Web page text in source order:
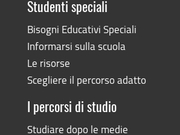
Studenti speciali
Bisogni Educativi Speciali
Informarsi sulla scuola
Le risorse
Scegliere il percorso adatto
I percorsi di studio
Studiare dopo le medie